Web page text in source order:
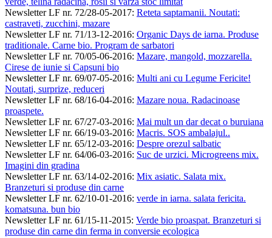
Newsletter LF nr. 72/28-05-2017: Reteta saptamanii. Noutati:
castraveti, zucchini, mazare
Newsletter LF nr. 71/13-12-2016: Organic Days de iarna. Produse
traditionale. Carne bio. Program de sarbatori
Newsletter LF nr. 70/05-06-2016: Mazare, mangold, mozzarella.
Cirese de iunie si Capsuni bio
Newsletter LF nr. 69/07-05-2016: Multi ani cu Legume Fericite!
Noutati, surprize, reduceri
Newsletter LF nr. 68/16-04-2016: Mazare noua. Radacinoase
proaspete.
Newsletter LF nr. 67/27-03-2016: Mai mult un dar decat o buruiana
Newsletter LF nr. 66/19-03-2016: Macris. SOS ambalajul..
Newsletter LF nr. 65/12-03-2016: Despre orezul salbatic
Newsletter LF nr. 64/06-03-2016: Suc de urzici. Microgreens mix.
Imagini din gradina
Newsletter LF nr. 63/14-02-2016: Mix asiatic. Salata mix.
Branzeturi si produse din carne
Newsletter LF nr. 62/10-01-2016: verde in iarna. salata fericita.
komatsuna. bun bio
Newsletter LF nr. 61/15-11-2015: Verde bio proaspat. Branzeturi si
produse din carne din ferma in conversie ecologica